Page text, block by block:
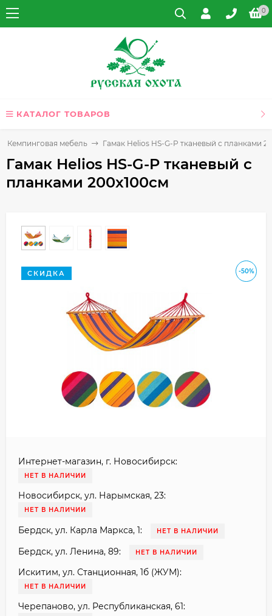
0
КАТАЛОГ ТОВАРОВ
Кемпинговая мебель Гамак Helios HS-G-P тканевый с планками
Гамак Helios HS-G-P тканевый с
планками 200x100см
-50%
СКИДКА
Интернет-магазин, г. Новосибирск:
НЕТ В НАЛИЧИИ
Новосибирск, ул. Нарымская, 23:
НЕТ В НАЛИЧИИ
Бердск, ул. Карла Маркса, 1: НЕТ В НАЛИЧИИ
Бердск, ул. Ленина, 89: НЕТ В НАЛИЧИИ
Искитим, ул. Станционная, 1б (ЖУМ):
НЕТ В НАЛИЧИИ
Черепаново, ул. Республиканская, 61: